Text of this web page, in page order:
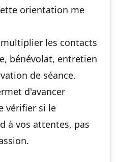
orientation me
les contacts
bénévolat, entretien
de séance.
d'avancer
vérifier si le
à vos attentes, pas